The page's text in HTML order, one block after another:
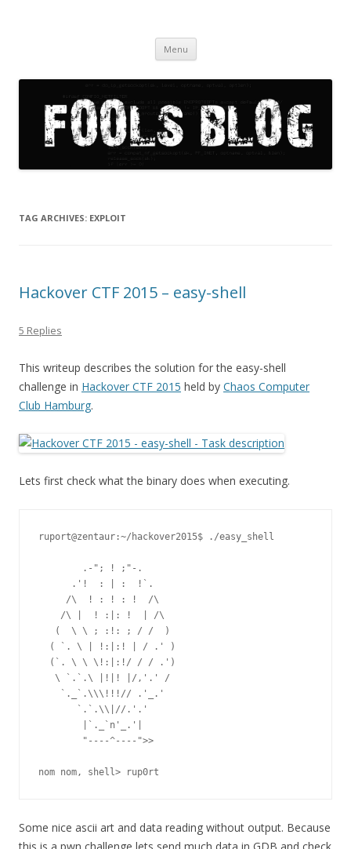
Menu Skip
content
TAG ARCHIVES: EXPLOIT
Hackover CTF 2015 – easy-shell
5 Replies
This writeup describes the solution for the easy-shell
challenge in Hackover CTF 2015 held by Chaos Computer
Club Hamburg.
Lets first check what the binary does when executing.
ruport@zentaur:~/hackover2015$ ./easy_shell
        .-"; ! ;"-.
      .'!  : | :  !`.
     /\  ! : ! : !  /\
    /\ |  ! :|: !  | /\
   (  \ \ ; :!: ; / /  )
  ( `. \ | !:|:! | / .' )
  (`. \ \ \!:|:!/ / / .')
   \ `.`.\ |!|! |/,'.' /
    `._`.\\\!!!// .'_.'
       `.`.\\|//.'.'
        |`._`n'_.'|
        "----^----">>
Some nice ascii art and data reading without output. Because